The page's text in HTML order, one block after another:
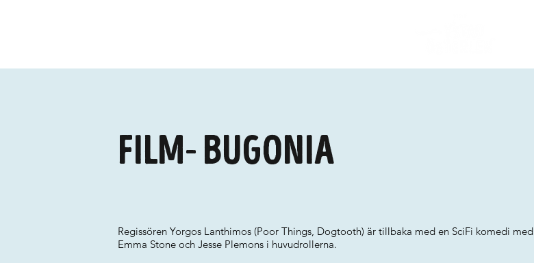
Film- Bugonia
Regissören Yorgos Lanthimos (Poor Things, Dogtooth) är tillbaka med en SciFi komedi med
Emma Stone och Jesse Plemons i huvudrollerna.